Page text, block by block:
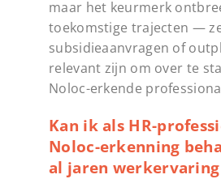
maar het keurmerk
toekomstige trajecten —
subsidieaanvragen of
relevant zijn om over te
Noloc-erkende
Kan ik als HR-
Noloc-erkenning
al jaren werkervaring